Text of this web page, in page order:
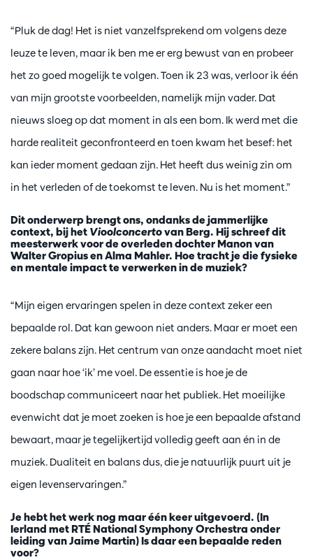
“Pluk de dag! Het is niet vanzelfsprekend om volgens deze
leuze te leven, maar ik ben me er erg bewust van en probeer
het zo goed mogelijk te volgen. Toen ik 23 was, verloor ik één
van mijn grootste voorbeelden, namelijk mijn vader. Dat
nieuws sloeg op dat moment in als een bom. Ik werd met die
harde realiteit geconfronteerd en toen kwam het besef: het
kan ieder moment gedaan zijn. Het heeft dus weinig zin om
in het verleden of de toekomst te leven. Nu is het moment.”
Dit onderwerp brengt ons, ondanks de jammerlijke
context, bij het Vioolconcertovan Berg. Hij schreef dit
meesterwerk voor de overleden dochter Manon van
Walter Gropius en Alma Mahler. Hoe tracht je die fysieke
en mentale impact te verwerken in de muziek?
“Mijn eigen ervaringen spelen in deze context zeker een
bepaalde rol. Dat kan gewoon niet anders. Maar er moet een
zekere balans zijn. Het centrum van onze aandacht moet niet
gaan naar hoe ‘ik’ me voel. De essentie is hoe je de
boodschap communiceert naar het publiek. Het moeilijke
evenwicht dat je moet zoeken is hoe je een bepaalde afstand
bewaart, maar je tegelijkertijd volledig geeft aan én in de
muziek. Dualiteit en balans dus, die je natuurlijk puurt uit je
eigen levenservaringen.”
Je hebt het werk nog maar één keer uitgevoerd. (In
Ierland met RTÉ National Symphony Orchestra onder
leiding van Jaime Martin) Is daar een bepaalde reden
voor?